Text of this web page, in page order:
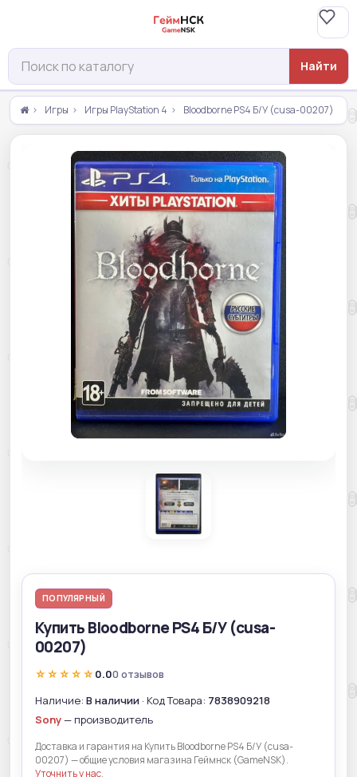
Найти
Игры Игры PlayStation 4 Bloodborne PS4 Б/У (cusa-00207)
ПОПУЛЯРНЫЙ
Купить Bloodborne PS4 Б/У (cusa-
00207)
☆☆☆☆☆ 0.00 отзывов
Наличие: В наличии · Код Товара: 7838909218
Sony— производитель
Доставка и гарантия на Купить Bloodborne PS4 Б/У (cusa-
00207) — общие условия магазина Геймнск (GameNSK).
Уточнить у нас.